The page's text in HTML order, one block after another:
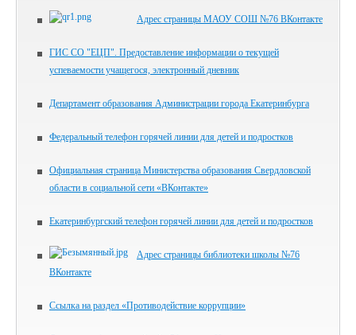
Адрес страницы МАОУ СОШ №76 ВКонтакте
ГИС СО "ЕЦП". Предоставление информации о текущей
успеваемости учащегося, электронный дневник
Департамент образования Администрации города Екатеринбурга
Федеральный телефон горячей линии для детей и подростков
Официальная страница Министерства образования Свердловской
области в социальной сети «ВКонтакте»
Екатеринбургский телефон горячей линии для детей и подростков
Адрес страницы библиотеки школы №76
ВКонтакте
Ссылка на раздел «Противодействие коррупции»